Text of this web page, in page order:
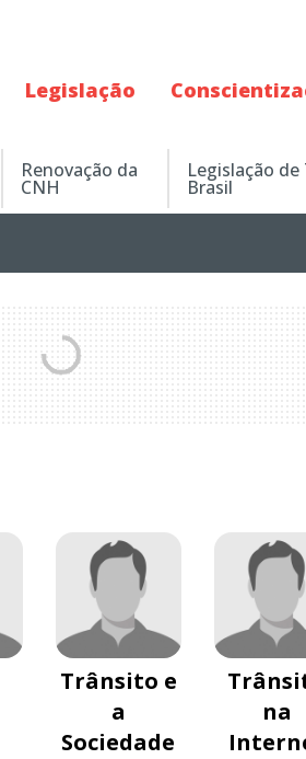
Legislação
Renovação da
CNH
Legislação
Brasil
Trânsito e
a
Sociedade
na